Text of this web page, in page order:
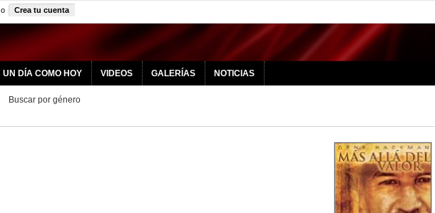
o Crea tu cuenta
UN DÍA COMO HOY VIDEOS GALERÍAS NOTICIAS
Buscar por género